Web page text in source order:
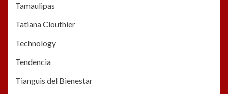
Tamaulipas
Tatiana Clouthier
Technology
Tendencia
Tianguis del Bienestar